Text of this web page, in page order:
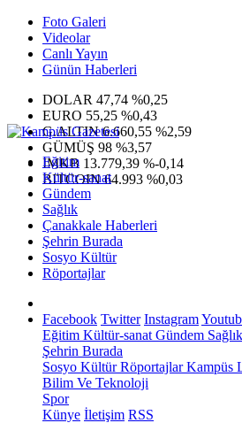
Foto Galeri
Videolar
Canlı Yayın
Günün Haberleri
DOLAR 47,74 %0,25
EURO 55,25 %0,43
G.ALTIN6.660,55 %2,59
GÜMÜŞ 98 %3,57
IMKB 13.779,39 %-0,14
BITCOIN64.993 %0,03
Eğitim
Kültür-sanat
Gündem
Sağlık
Çanakkale Haberleri
Şehrin Burada
Sosyo Kültür
Röportajlar
Facebook Twitter Instagram
Eğitim Kültür-sanat Gündem Sağlık
Şehrin Burada
Sosyo KültürRöportajlarKampüs
Bilim Ve Teknoloji
Spor
Künye İletişim RSS